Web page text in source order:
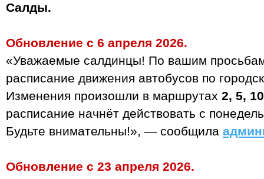
Салды.
Обновление с 6 апреля 2026.
«Уважаемые салдинцы! По вашим
расписание движения автобусов по
Изменения произошли в маршрутах 2, 5,
расписание начнёт действовать с
Будьте внимательны!», — сообщила
Обновление с 23 апреля 2026.